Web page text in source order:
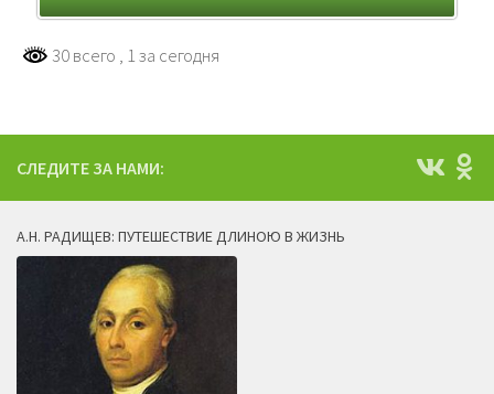
30 всего , 1 за сегодня
СЛЕДИТЕ ЗА НАМИ:
А.Н. РАДИЩЕВ: ПУТЕШЕСТВИЕ ДЛИНОЮ В ЖИЗНЬ